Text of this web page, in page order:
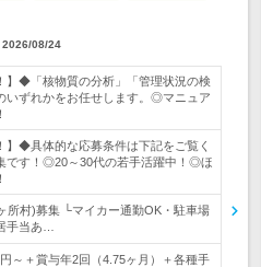
2026/08/24
】◆「核物質の分析」「管理状況の検
いずれかをお任せします。◎マニュア
】◆具体的な応募条件は下記をご覧く
です！◎20～30代の若手活躍中！◎ほ
村)募集 └マイカー通勤OK・駐車場
手当あ…
～＋賞与年2回（4.75ヶ月）＋各種手